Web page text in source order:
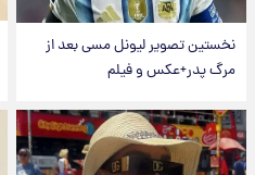
نخستین تصویر لیونل مسی بعد از
مرگ پدر+عکس و فیلم